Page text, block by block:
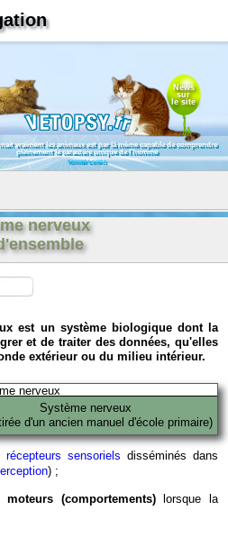
News
sur
le site
vraiment les animaux est par là même capable de comprendre
pleinement le caractère unique de l'homme
Konrad Lorenz
nerveux
est un système biologique dont la
et de traiter des données, qu'elles
extérieur ou du milieu intérieur.
Système nerveux
d'un ancien manuel d'école primaire)
récepteurs sensoriels disséminés dans
) ;
(comportements)lorsque la